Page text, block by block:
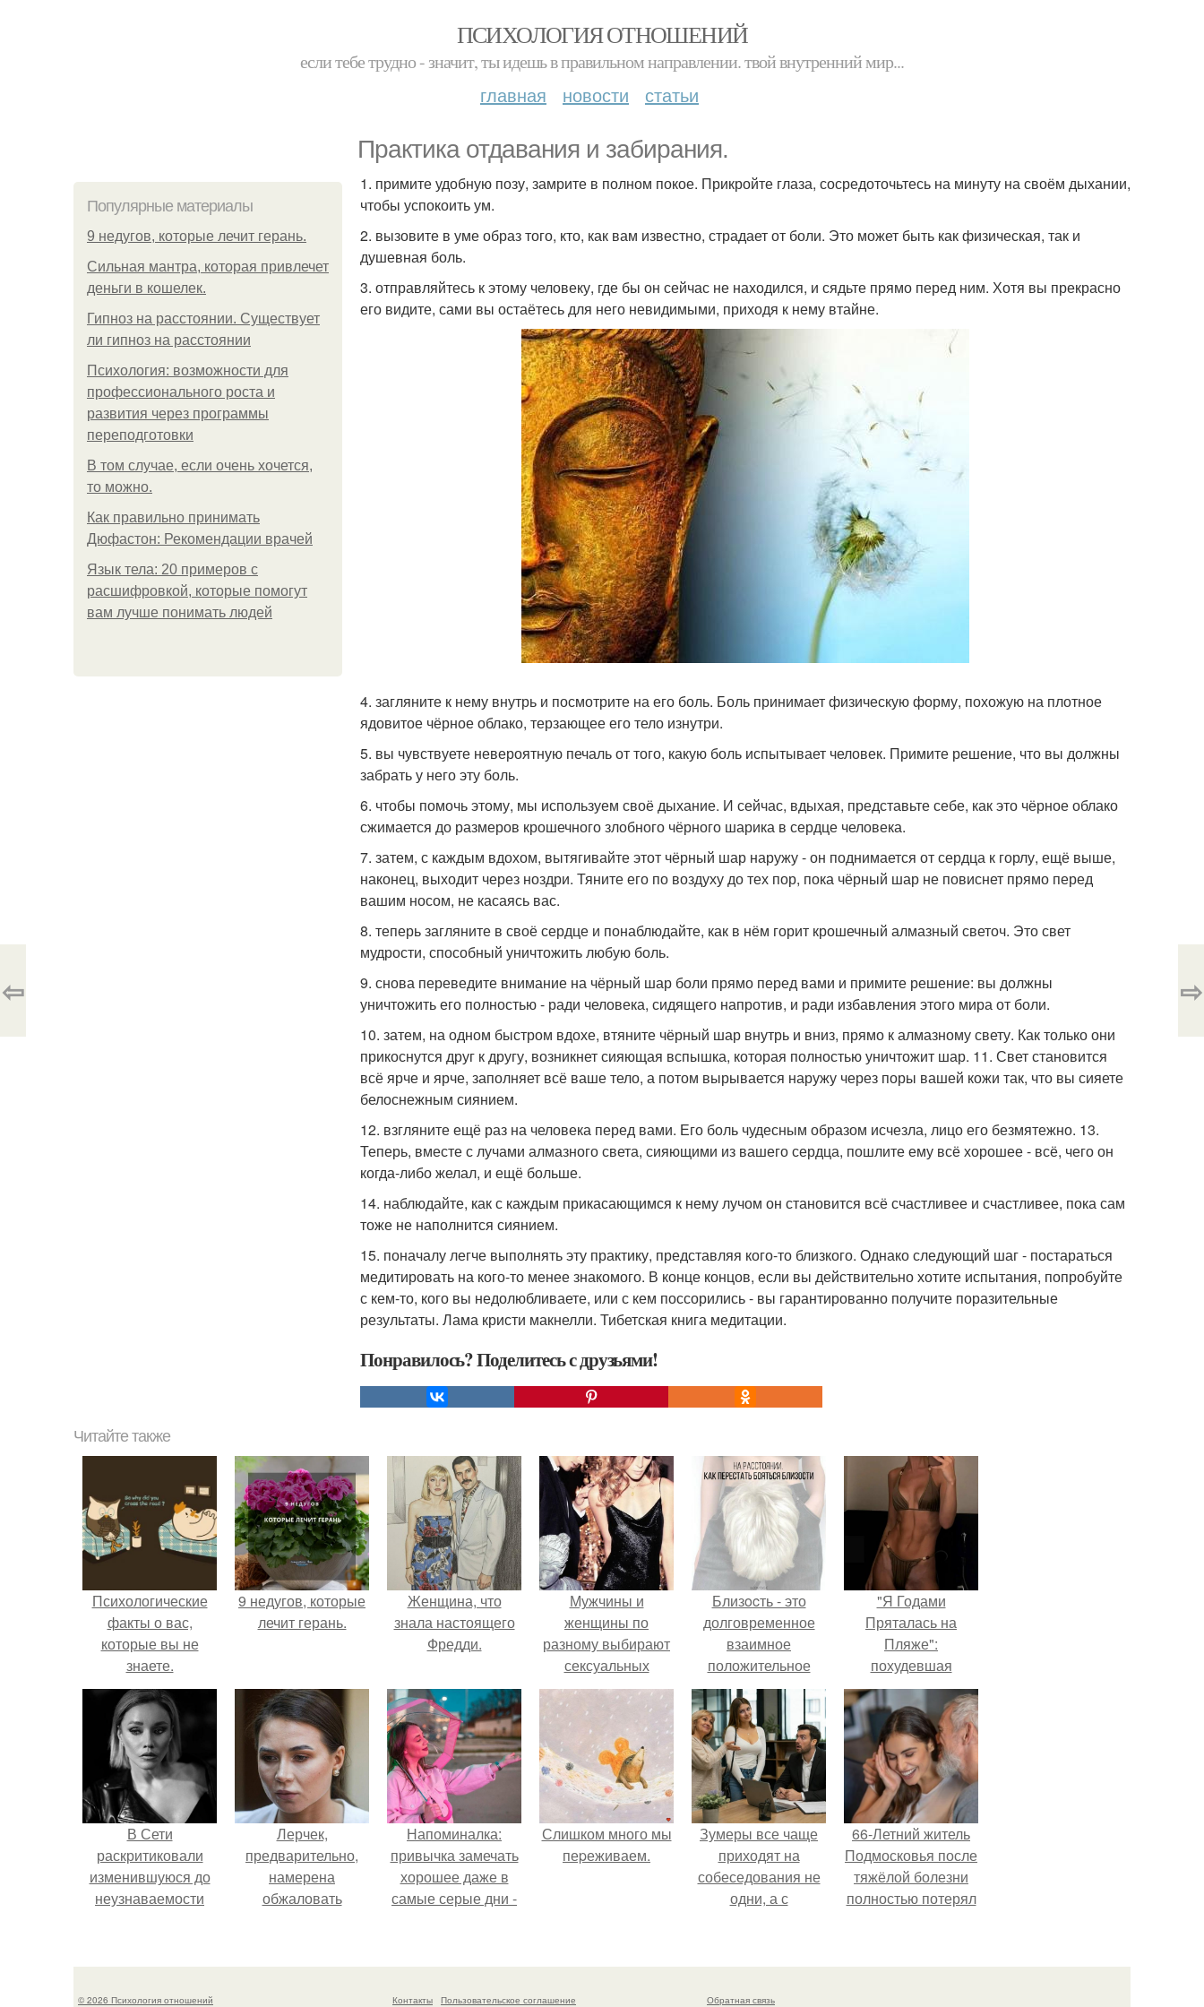
ПСИХОЛОГИЯ ОТНОШЕНИЙ
если тебе трудно - значит, ты идешь в правильном направлении. твой внутренний мир...
главная новости статьи
Практика отдавания и забирания.
Популярные материалы
9 недугов, которые лечит герань.
Сильная мантра, которая привлечет
деньги в кошелек.
Гипноз на расстоянии. Существует
ли гипноз на расстоянии
Психология: возможности для
профессионального роста и
развития через программы
переподготовки
В том случае, если очень хочется,
то можно.
Как правильно принимать
Дюфастон: Рекомендации врачей
Язык тела: 20 примеров с
расшифровкой, которые помогут
вам лучше понимать людей
1. примите удобную позу, замрите в полном покое. Прикройте глаза, сосредоточьтесь на минуту на своём дыхании,
чтобы успокоить ум.
2. вызовите в уме образ того, кто, как вам известно, страдает от боли. Это может быть как физическая, так и
душевная боль.
3. отправляйтесь к этому человеку, где бы он сейчас не находился, и сядьте прямо перед ним. Хотя вы прекрасно
его видите, сами вы остаётесь для него невидимыми, приходя к нему втайне.
4. загляните к нему внутрь и посмотрите на его боль. Боль принимает физическую форму, похожую на плотное
ядовитое чёрное облако, терзающее его тело изнутри.
5. вы чувствуете невероятную печаль от того, какую боль испытывает человек. Примите решение, что вы должны
забрать у него эту боль.
6. чтобы помочь этому, мы используем своё дыхание. И сейчас, вдыхая, представьте себе, как это чёрное облако
сжимается до размеров крошечного злобного чёрного шарика в сердце человека.
7. затем, с каждым вдохом, вытягивайте этот чёрный шар наружу - он поднимается от сердца к горлу, ещё выше,
наконец, выходит через ноздри. Тяните его по воздуху до тех пор, пока чёрный шар не повиснет прямо перед
вашим носом, не касаясь вас.
8. теперь загляните в своё сердце и понаблюдайте, как в нём горит крошечный алмазный светоч. Это свет
мудрости, способный уничтожить любую боль.
9. снова переведите внимание на чёрный шар боли прямо перед вами и примите решение: вы должны
уничтожить его полностью - ради человека, сидящего напротив, и ради избавления этого мира от боли.
10. затем, на одном быстром вдохе, втяните чёрный шар внутрь и вниз, прямо к алмазному свету. Как только они
прикоснутся друг к другу, возникнет сияющая вспышка, которая полностью уничтожит шар. 11. Свет становится
всё ярче и ярче, заполняет всё ваше тело, а потом вырывается наружу через поры вашей кожи так, что вы сияете
белоснежным сиянием.
12. взгляните ещё раз на человека перед вами. Его боль чудесным образом исчезла, лицо его безмятежно. 13.
Теперь, вместе с лучами алмазного света, сияющими из вашего сердца, пошлите ему всё хорошее - всё, чего он
когда-либо желал, и ещё больше.
14. наблюдайте, как с каждым прикасающимся к нему лучом он становится всё счастливее и счастливее, пока сам
тоже не наполнится сиянием.
15. поначалу легче выполнять эту практику, представляя кого-то близкого. Однако следующий шаг - постараться
медитировать на кого-то менее знакомого. В конце концов, если вы действительно хотите испытания, попробуйте
с кем-то, кого вы недолюбливаете, или с кем поссорились - вы гарантированно получите поразительные
результаты. Лама кристи макнелли. Тибетская книга медитации.
Понравилось? Поделитесь с друзьями!
⇦ ⇨
Читайте также
Психологические
факты о вас,
которые вы не
знаете.
9 недугов, которые
лечит герань.
Женщина, что
знала настоящего
Фредди.
Мужчины и
женщины по
разному выбирают
сексуальных
партнеров.
Близocть - это
долговременное
взаимное
положительное
эмоциональное
вовлечение,
взаимодействие.
"Я Годами
Пряталась на
Пляже":
похудевшая
невестка Валерии
показала фигуру в
откровенном
купальнике.
В Сети
раскритиковали
изменившуюся до
неузнаваемости
Лерчек,
предварительно,
намерена
обжаловать
Напоминалка:
привычка замечать
хорошее даже в
самые серые дни -
саморазвитию.
Слишком много мы
пеpеживаем.
Зумеры все чаще
приходят на
собеседования не
одни, а с
66-Летний житель
Подмосковья после
тяжёлой болезни
полностью потерял
восстановить
© 2026 Психология отношений Контакты Пользовательское соглашение Обратная связь